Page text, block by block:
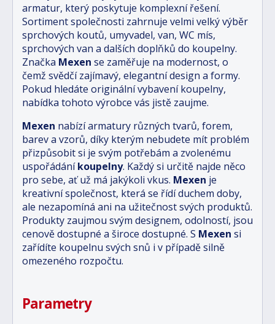
armatur, který poskytuje komplexní řešení.
Sortiment společnosti zahrnuje velmi velký výběr
sprchových koutů, umyvadel, van, WC mís,
sprchových van a dalších doplňků do koupelny.
Značka Mexen se zaměřuje na modernost, o
čemž svědčí zajímavý, elegantní design a formy.
Pokud hledáte originální vybavení koupelny,
nabídka tohoto výrobce vás jistě zaujme.
Mexen nabízí armatury různých tvarů, forem,
barev a vzorů, díky kterým nebudete mít problém
přizpůsobit si je svým potřebám a zvolenému
uspořádáníkoupelny. Každý si určitě najde něco
pro sebe, ať už má jakýkoli vkus. Mexen je
kreativní společnost, která se řídí duchem doby,
ale nezapomíná ani na užitečnost svých produktů.
Produkty zaujmou svým designem, odolností, jsou
cenově dostupné a široce dostupné. S Mexen si
zařídíte koupelnu svých snů i v případě silně
omezeného rozpočtu.
Parametry